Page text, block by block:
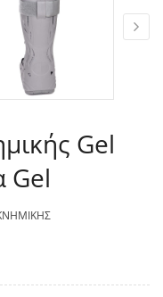
Gel
Gel